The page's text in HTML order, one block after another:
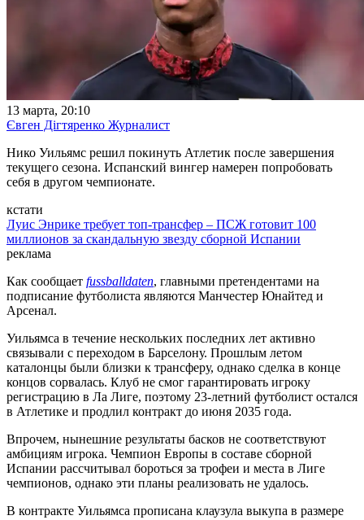
13 марта, 20:10
Євген Дігтяренко Журналист
Нико Уильямс решил покинуть Атлетик после завершения
текущего сезона. Испанский вингер намерен попробовать
себя в другом чемпионате.
кстати
Луис Энрике требует топ-трансфер – ПСЖ готовит 100
миллионов за скандальную звезду сборной Испании
реклама
Как сообщает fussballdaten, главными претендентами на
подписание футболиста являются Манчестер Юнайтед и
Арсенал.
Уильямса в течение нескольких последних лет активно
связывали с переходом в Барселону. Прошлым летом
каталонцы были близки к трансферу, однако сделка в конце
концов сорвалась. Клуб не смог гарантировать игроку
регистрацию в Ла Лиге, поэтому 23-летний футболист остался
в Атлетике и продлил контракт до июня 2035 года.
Впрочем, нынешние результаты басков не соответствуют
амбициям игрока. Чемпион Европы в составе сборной
Испании рассчитывал бороться за трофеи и места в Лиге
чемпионов, однако эти планы реализовать не удалось.
В контракте Уильямса прописана клаузула выкупа в размере